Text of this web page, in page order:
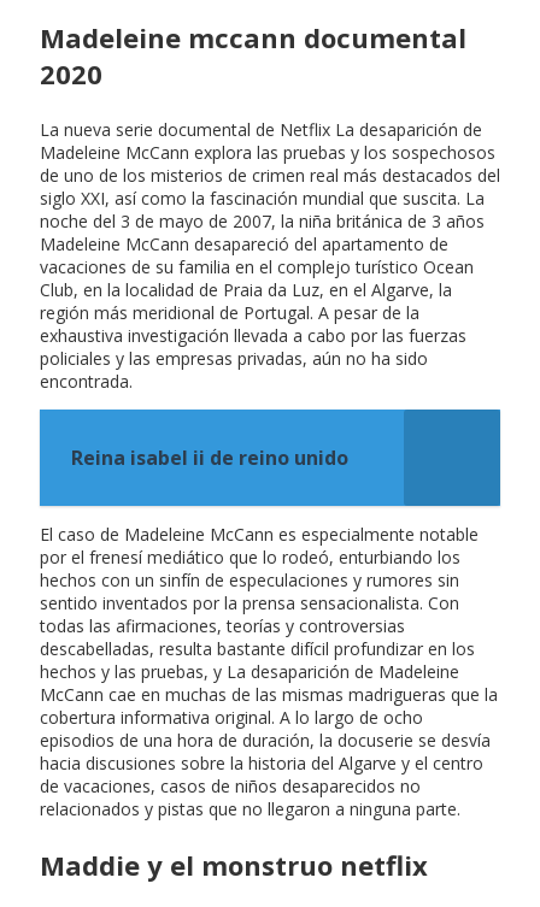
Madeleine mccann documental
2020
La nueva serie documental de Netflix La desaparición de
Madeleine McCann explora las pruebas y los sospechosos
de uno de los misterios de crimen real más destacados del
siglo XXI, así como la fascinación mundial que suscita. La
noche del 3 de mayo de 2007, la niña británica de 3 años
Madeleine McCann desapareció del apartamento de
vacaciones de su familia en el complejo turístico Ocean
Club, en la localidad de Praia da Luz, en el Algarve, la
región más meridional de Portugal. A pesar de la
exhaustiva investigación llevada a cabo por las fuerzas
policiales y las empresas privadas, aún no ha sido
encontrada.
Reina isabel ii de reino unido
El caso de Madeleine McCann es especialmente notable
por el frenesí mediático que lo rodeó, enturbiando los
hechos con un sinfín de especulaciones y rumores sin
sentido inventados por la prensa sensacionalista. Con
todas las afirmaciones, teorías y controversias
descabelladas, resulta bastante difícil profundizar en los
hechos y las pruebas, y La desaparición de Madeleine
McCann cae en muchas de las mismas madrigueras que la
cobertura informativa original. A lo largo de ocho
episodios de una hora de duración, la docuserie se desvía
hacia discusiones sobre la historia del Algarve y el centro
de vacaciones, casos de niños desaparecidos no
relacionados y pistas que no llegaron a ninguna parte.
Maddie y el monstruo netflix